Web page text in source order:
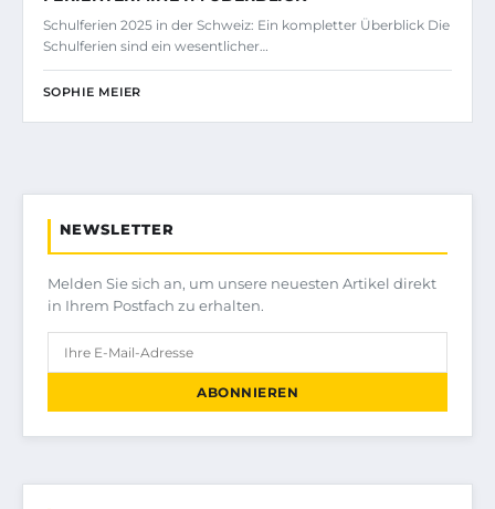
Schulferien 2025 in der Schweiz: Ein kompletter Überblick Die
Schulferien sind ein wesentlicher…
SOPHIE MEIER
NEWSLETTER
Melden Sie sich an, um unsere neuesten Artikel direkt
in Ihrem Postfach zu erhalten.
ABONNIEREN